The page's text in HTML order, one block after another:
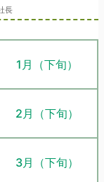
長
1月（下旬）
2月（下旬）
3月（下旬）